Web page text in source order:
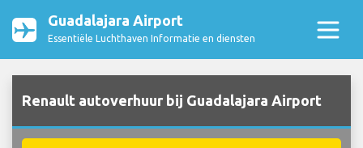
Guadalajara Airport
Essentiële Luchthaven Informatie en diensten
Renault autoverhuur bij Guadalajara Airport